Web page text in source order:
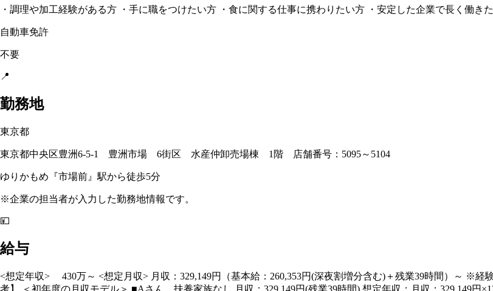
・調理や加工経験がある方 ・手に職をつけたい方 ・食に関する仕事に携わりたい方 ・安定した企業で長く働き
自動車免許
不要
📍
勤務地
東京都
東京都中央区豊洲6-5-1 豊洲市場 6街区 水産仲卸売場棟 1階 店舗番号：5095～5104
ゆりかもめ『市場前』駅から徒歩5分
※企業の担当者が入力した勤務地情報です。
💴
給与
<想定年収> 430万～ <想定月収> 月収：329,149円（基本給：260,353円(深夜割増分含む)＋残業39時間）～ ※
考】 ＜初年度の月収モデル＞ ■Aさん 扶養家族なし 月収：329,149円(残業39時間) 想定年収：月収：329,149円